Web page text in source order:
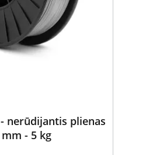
nerūdijantis plienas
mm - 5 kg